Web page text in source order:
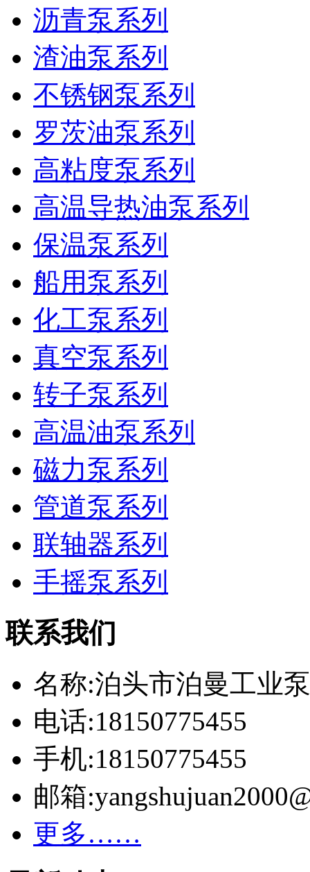
沥青泵系列
渣油泵系列
不锈钢泵系列
罗茨油泵系列
高粘度泵系列
高温导热油泵系列
保温泵系列
船用泵系列
化工泵系列
真空泵系列
转子泵系列
高温油泵系列
磁力泵系列
管道泵系列
联轴器系列
手摇泵系列
联系我们
名称:泊头市泊曼工业
电话:18150775455
手机:18150775455
邮箱
更多……